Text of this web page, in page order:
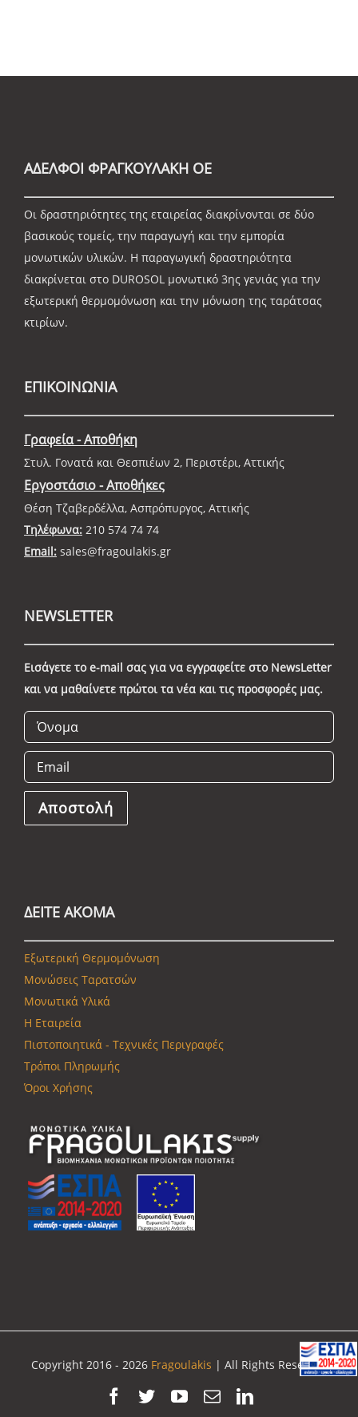
ΑΔΕΛΦΟΙ ΦΡΑΓΚΟΥΛΑΚΗ ΟΕ
Οι δραστηριότητες της εταιρείας διακρίνονται σε δύο
βασικούς τομείς, την παραγωγή και την εμπορία
μονωτικών υλικών. Η παραγωγική δραστηριότητα
διακρίνεται στο DUROSOL μονωτικό 3ης γενιάς για την
εξωτερική θερμομόνωση και την μόνωση της ταράτσας
κτιρίων.
ΕΠΙΚΟΙΝΩΝΙΑ
Γραφεία - Αποθήκη
Στυλ. Γονατά και Θεσπιέων 2, Περιστέρι, Αττικής
Εργοστάσιο - Αποθήκες
Θέση Τζαβερδέλλα, Ασπρόπυργος, Αττικής
Τηλέφωνα: 210 574 74 74
Email: sales@fragoulakis.gr
NEWSLETTER
Εισάγετε το e-mail σας για να εγγραφείτε στο NewsLetter
και να μαθαίνετε πρώτοι τα νέα και τις προσφορές μας.
ΔΕΙΤΕ ΑΚΟΜΑ
Εξωτερική Θερμομόνωση
Μονώσεις Ταρατσών
Μονωτικά Υλικά
Η Εταιρεία
Πιστοποιητικά - Τεχνικές Περιγραφές
Τρόποι Πληρωμής
Όροι Χρήσης
Copyright 2016 - 2026 Fragoulakis | All Rights Reserved
Facebook
TwitterYouTube
EmailLinkedIn